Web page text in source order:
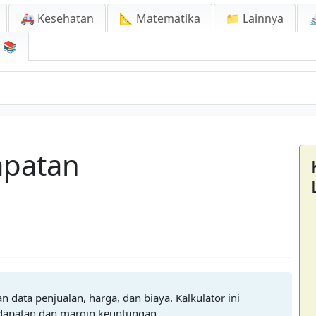
🚑 Kesehatan 📐 Matematika 📁 Lainnya
📚
data penjualan, harga, dan biaya. Kalkulator ini
dan margin keuntungan.